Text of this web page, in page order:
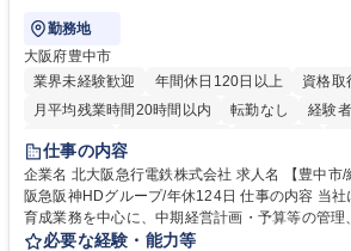
勤務地
大阪府豊中市
業界未経験歓迎
年間休日120日以上
資格取
月平均残業時間20時間以内
転勤なし 経験
退職金あり
土日祝休み
服装自由 昼食補助あり 食事
仕事の内容
企業名 北大阪急行電鉄株式会社 求人名 【豊中市/総務人事】経験者歓迎！/
阪急阪神HDグループ/年休124日 仕事の内容 当社にて採用関係業務、人材
育成業務を中心に、中期経営計画・予算等の管理
定、さらに社内の重要会議の運営等、経営の根幹
必要な経験・能力等